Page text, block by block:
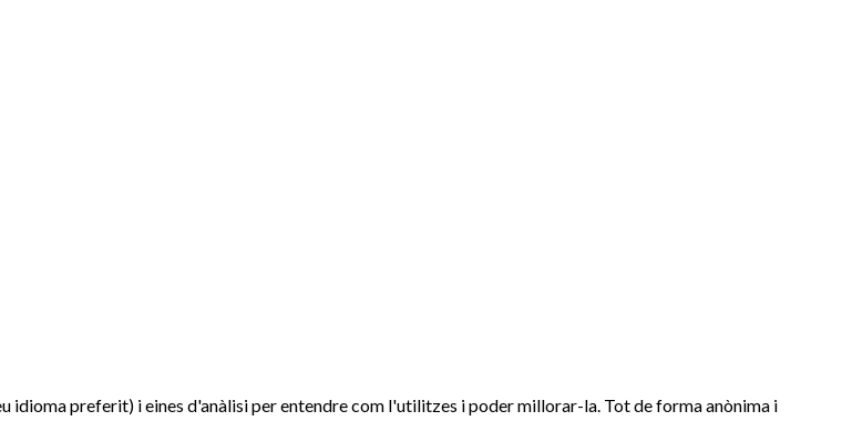
preferit) i eines d'anàlisi per entendre com l'utilitzes i poder millorar-la. Tot de forma anònima i